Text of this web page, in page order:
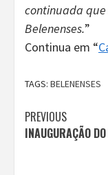
continuada
Belenenses.”
Continua em “
TAGS: BELENENSES
Continue
Reading
PREVIOUS
INAUGURAÇÃO